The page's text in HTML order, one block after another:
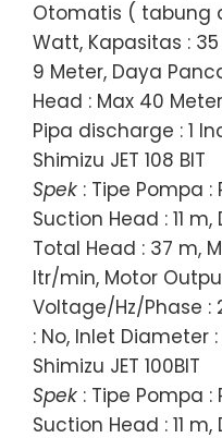
Otomatis ( tabung
Watt, Kapasitas :
9 Meter, Daya
Head : Max 40
Pipa discharge : 1
Shimizu JET 108 BIT
Spek : Tipe Pompa
Suction Head : 11
Total Head : 37 m,
ltr/min, Motor
Voltage/Hz/Phase :
: No, Inlet Diameter :
Shimizu JET 100BIT
Spek : Tipe Pompa
Suction Head : 11